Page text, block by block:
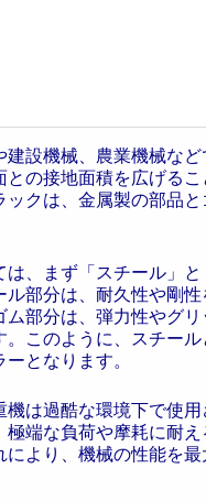
設機械、農業機械な
の接地面積を広げる
クは、金属製の部品
、まず「スチール」
部分は、耐久性や剛
部分は、弾力性やグ
このように、スチー
となります。
は過酷な環境下で使
端な負荷や摩耗に耐
より、機械の性能を